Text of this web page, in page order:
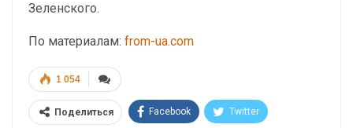
Зеленского.
По материалам: from-ua.com
1 054
Поделиться Facebook Twitter